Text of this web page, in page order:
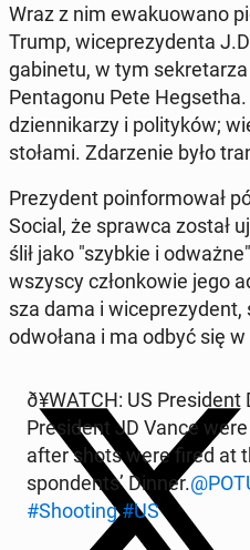
Wraz z nim ewa­ku­owa­no
Trump, wi­ce­pre­zy­den­ta
ga­bi­ne­tu, w tym
Pen­ta­go­nu Pete
dzien­ni­ka­rzy i po­li­ty­ków;
stołami. Zda­rze­nie było
Pre­zy­dent po­in­for­mo­wał
Social, że sprawca został
ślił jako "szybkie i
wszyscy człon­ko­wie jego
sza dama i wi­ce­pre­zy­dent,
od­wo­ła­na i ma odbyć się
ð¥WATCH: US
Pre­si­dent JD Vance
after shots were fired at
spon­dents’ Dinner.
#Sho­oting #US